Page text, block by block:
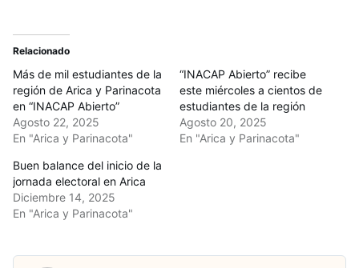
Relacionado
Más de mil estudiantes de la
región de Arica y Parinacota
en “INACAP Abierto”
Agosto 22, 2025
En "Arica y Parinacota"
“INACAP Abierto” recibe
este miércoles a cientos de
estudiantes de la región
Agosto 20, 2025
En "Arica y Parinacota"
Buen balance del inicio de la
jornada electoral en Arica
Diciembre 14, 2025
En "Arica y Parinacota"